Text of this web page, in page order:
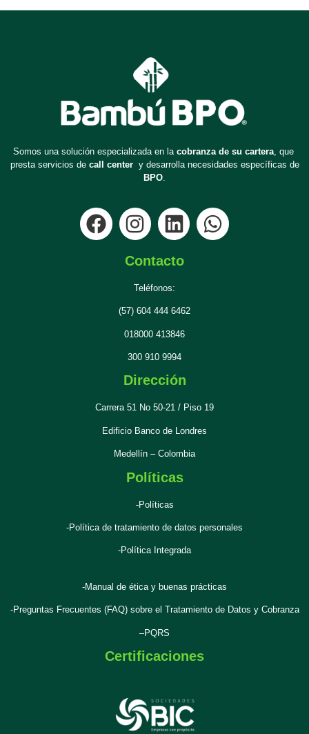
Somos una solución especializada en la cobranza de su cartera, que
presta servicios de call centery desarrolla necesidades específicas de
BPO.
Contacto
Teléfonos:
(57) 604 444 6462
018000 413846
300 910 9994
Dirección
Carrera 51 No 50-21 / Piso 19
Edificio Banco de Londres
Medellín – Colombia
Políticas
-Políticas
-Política de tratamiento de datos personales
-Política Integrada
-Manual de ética y buenas prácticas
-Preguntas Frecuentes (FAQ) sobre el Tratamiento de Datos y Cobranza
–PQRS
Certificaciones